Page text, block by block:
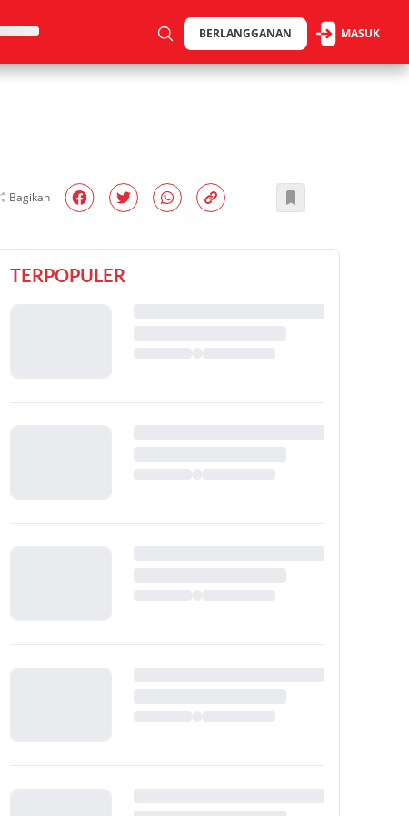
BERLANGGANAN MASUK
Bagikan
TERPOPULER